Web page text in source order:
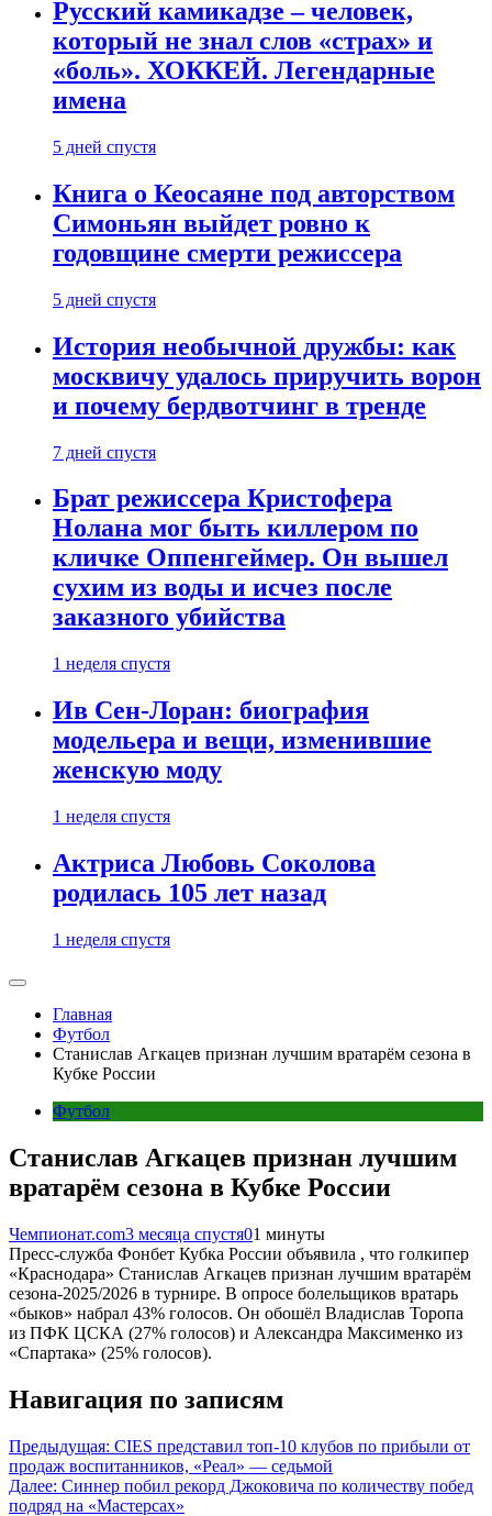
Русский камикадзе – человек,
который не знал слов «страх» и
«боль». ХОККЕЙ. Легендарные
имена
5 дней спустя
Книга о Кеосаяне под авторством
Симоньян выйдет ровно к
годовщине смерти режиссера
5 дней спустя
История необычной дружбы: как
москвичу удалось приручить ворон
и почему бердвотчинг в тренде
7 дней спустя
Брат режиссера Кристофера
Нолана мог быть киллером по
кличке Оппенгеймер. Он вышел
сухим из воды и исчез после
заказного убийства
1 неделя спустя
Ив Сен-Лоран: биография
модельера и вещи, изменившие
женскую моду
1 неделя спустя
Актриса Любовь Соколова
родилась 105 лет назад
1 неделя спустя
Главная
Футбол
Станислав Агкацев признан лучшим вратарём сезона в
Кубке России
Футбол
Станислав Агкацев признан лучшим
вратарём сезона в Кубке России
Чемпионат.com3 месяца спустя01 минуты
Пресс-служба Фонбет Кубка России объявила , что голкипер
«Краснодара» Станислав Агкацев признан лучшим вратарём
сезона-2025/2026 в турнире. В опросе болельщиков вратарь
«быков» набрал 43% голосов. Он обошёл Владислав Торопа
из ПФК ЦСКА (27% голосов) и Александра Максименко из
«Спартака» (25% голосов).
Навигация по записям
Предыдущая: CIES представил топ-10 клубов по прибыли от
продаж воспитанников, «Реал» — седьмой
Далее: Синнер побил рекорд Джоковича по количеству побед
подряд на «Мастерсах»